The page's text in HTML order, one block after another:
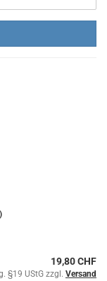
19,80 CHF
§19 UStG zzgl. Versand